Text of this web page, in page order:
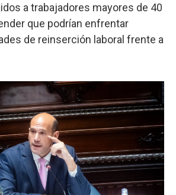
a trabajadores mayores de 40
que podrían enfrentar
de reinserción laboral frente a